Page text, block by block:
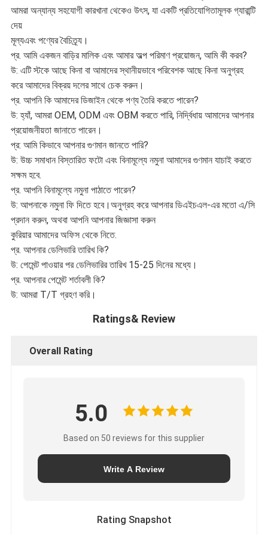
আমরা অন্যান্য সহযোগী কারখানা থেকেও উৎস, যা একটি প্রতিযোগিতামূলক গ্যারান্টি
দেয়
মূল্যএবং পণ্যের বৈচিত্র্য।
প্র. আমি একজন বাড়ির মালিক এবং আমার অল্প পরিমাণ প্রয়োজন, আমি কী করব?
উ: এটি স্টকে আছে কিনা বা আমাদের স্থানীয়ভাবে পরিবেশক আছে কিনা অনুগ্রহ
করে আমাদের বিক্রয় দলের সাথে চেক করুন।
প্র. আপনি কি আমাদের ডিজাইন থেকে পণ্য তৈরি করতে পারেন?
উ: হ্যাঁ, আমরা OEM, ODM এবং OBM করতে পারি, নির্দ্বিধায় আমাদের আপনার
প্রয়োজনীয়তা জানাতে পারেন।
প্র: আমি কিভাবে আপনার গুণমান জানতে পারি?
উ: উচ্চ সমাধান বিস্তারিত ফটো এবং বিনামূল্যে নমুনা আমাদের গুণমান যাচাই করতে
সক্ষম হবে.
প্র. আপনি বিনামূল্যে নমুনা পাঠাতে পারেন?
উ: আপনাকে নমুনা ফি দিতে হবে।অনুগ্রহ করে আপনার ডিএইচএল-এর মতো এ/সি
প্রদান করুন, অথবা আপনি আপনার জিজ্ঞাসা করুন
কুরিয়ার আমাদের অফিস থেকে নিতে.
প্র. আপনার ডেলিভারি তারিখ কি?
উ: পেমেন্ট পাওয়ার পর ডেলিভারির তারিখ 15-25 দিনের মধ্যে।
প্র. আপনার পেমেন্ট শর্তাবলী কি?
উ: আমরা T/T গ্রহণ করি।
Ratings& Review
Overall Rating
5.0
Based on 50 reviews for this supplier
Write A Review
Rating Snapshot